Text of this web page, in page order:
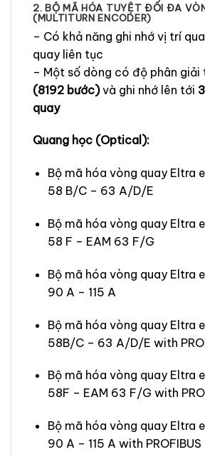
2. BỘ MÃ HÓA TUYỆT ĐỐI ĐA
(MULTITURN ENCODER)
– Có khả năng ghi nhớ vị trí
quay liên tục
– Một số dòng có độ phân giải
(8192 bước)và ghi nhớ lên tới
quay
Quang học (Optical):
Bộ mã hóa vòng quay Eltra
58 B/C – 63 A/D/E
Bộ mã hóa vòng quay Eltra
58 F – EAM 63 F/G
Bộ mã hóa vòng quay Eltra
90 A – 115 A
Bộ mã hóa vòng quay Eltra
58B/C – 63 A/D/E with
Bộ mã hóa vòng quay Eltra
58F – EAM 63 F/G with
Bộ mã hóa vòng quay Eltra
90 A – 115 A with PROFIBUS